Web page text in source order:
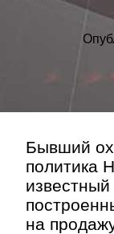
Бывший
политика
на
»